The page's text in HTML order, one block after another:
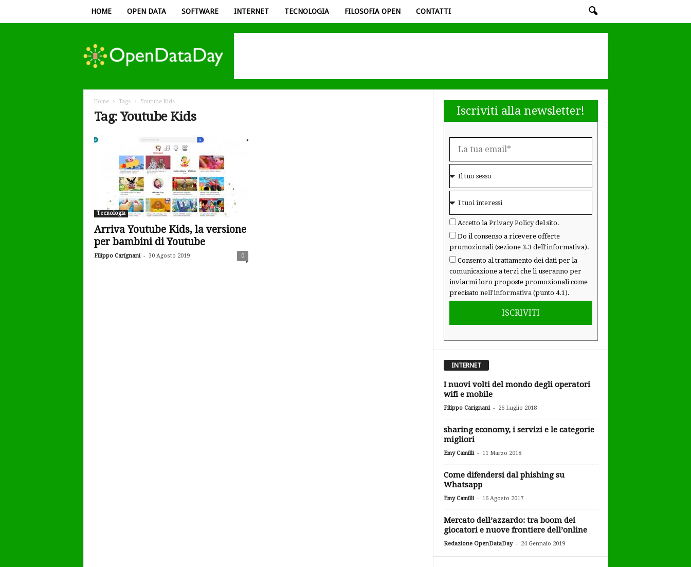
HOME OPEN DATA SOFTWARE INTERNET TECNOLOGIA FILOSOFIA OPEN CONTATTI
Data
Day
Home Tags Youtube Kids
Tag: Youtube Kids
Tecnologia
Arriva Youtube Kids, la versione
per bambini di Youtube
Filippo Carignani - 30 Agosto 2019 0
Iscriviti alla newsletter!
Accetto la Privacy Policydel sito.
Do il consenso a ricevere offerte
promozionali (sezione 3.3 dell'informativa).
Consento al trattamento dei dati per la
comunicazione a terzi che li useranno per
inviarmi loro proposte promozionali come
precisato nell'informativa(punto 4.1).
ISCRIVITI
INTERNET
I nuovi volti del mondo degli operatori
wifi e mobile
Filippo Carignani - 26 Luglio 2018
sharing economy, i servizi e le categorie
migliori
Emy Camilli - 11 Marzo 2018
Come difendersi dal phishing su
Whatsapp
Emy Camilli - 16 Agosto 2017
Mercato dell’azzardo: tra boom dei
giocatori e nuove frontiere dell’online
Redazione OpenDataDay - 24 Gennaio 2019